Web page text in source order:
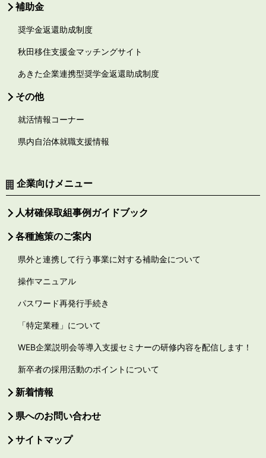
補助金
奨学金返還助成制度
秋田移住支援金マッチングサイト
あきた企業連携型奨学金返還助成制度
その他
就活情報コーナー
県内自治体就職支援情報
企業向けメニュー
人材確保取組事例ガイドブック
各種施策のご案内
県外と連携して行う事業に対する補助金について
操作マニュアル
パスワード再発行手続き
「特定業種」について
WEB企業説明会等導入支援セミナーの研修内容を配信します！
新卒者の採用活動のポイントについて
新着情報
県へのお問い合わせ
サイトマップ